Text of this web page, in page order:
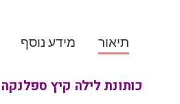
תיאור מידע נוסף
כותונת לילה קיץ